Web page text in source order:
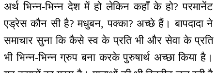
अर्थ भिन्न-भिन्न देश में हो लेकिन कहाँ के हो? परमानेंट
एड्रेस कौन सी है? मधुबन, पक्का? अच्छे हैं। बापदादा ने
समाचार सुना कि कैसे स्व के प्रति भी और सेवा के प्रति
भी भिन्न-भिन्न ग्रुप बना करके पुरुषार्थ अच्छा किया है।